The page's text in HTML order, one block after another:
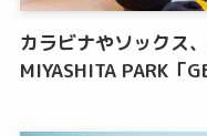
カラビナやソックス
MIYASHITA PARK「